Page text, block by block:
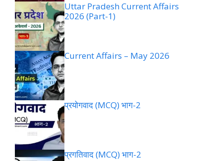
Uttar Pradesh Current Affairs
2026 (Part-1)
Current Affairs – May 2026
प्रयोगवाद (MCQ) भाग-2
प्रगतिवाद (MCQ) भाग-2